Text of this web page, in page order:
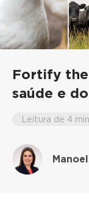
Fortify
saúde e
Leitura de 4